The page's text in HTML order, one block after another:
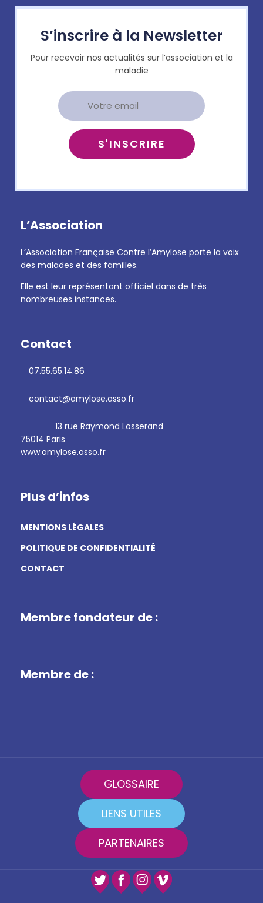
S’inscrire à la Newsletter
Pour recevoir nos actualités sur l’association et la
maladie
L’Association
L’Association Française Contre l’Amylose porte la voix
des malades et des familles.
Elle est leur représentant officiel dans de très
nombreuses instances.
Contact
07.55.65.14.86
contact@amylose.asso.fr
13 rue Raymond Losserand
75014 Paris
www.amylose.asso.fr
Plus d’infos
MENTIONS LÉGALES
POLITIQUE DE CONFIDENTIALITÉ
CONTACT
Membre fondateur de :
Membre de :
GLOSSAIRE
LIENS UTILES
PARTENAIRES